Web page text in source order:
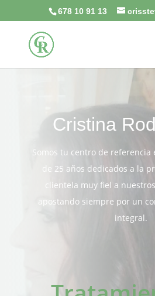
678 10 91 13
Cristina
Somos tu centro de referencia
de 25 años dedicados a la
clientela muy fiel a
apostando siempre por un
integral.